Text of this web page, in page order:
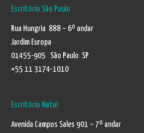
Escritório São Paulo
Rua Hungria 888 – 6º andar
Jardim Europa
01455-905 São Paulo SP
+55 11 3174-1010
Escritório Natal
Avenida Campos Sales 901 – 7º andar